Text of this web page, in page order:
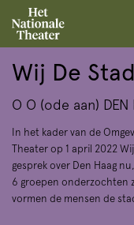
Wij De Stad
O O (ode aan) DEN
In het kader van de
Theater op 1 april 2022
gesprek over Den Haag
6 groepen onderzochten
vormen de mensen de